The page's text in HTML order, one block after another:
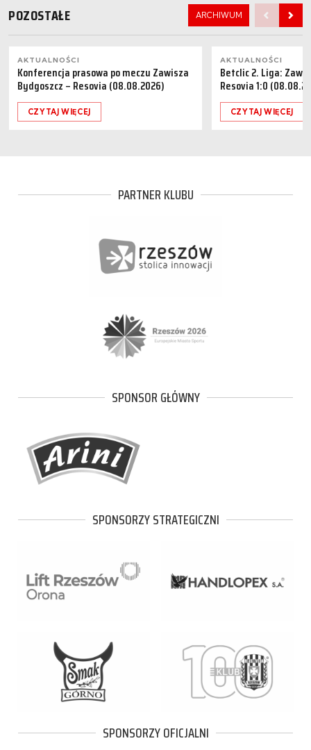
POZOSTAŁE ARCHIWUM
AKTUALNOŚCI
Konferencja prasowa po meczu Zawisza
Bydgoszcz – Resovia (08.08.2026)
CZYTAJ WIĘCEJ
AKTUALNOŚCI
Betclic 2. Liga:
Resovia 1:0
CZYTAJ WIĘCEJ
PARTNER KLUBU
SPONSOR GŁÓWNY
SPONSORZY STRATEGICZNI
SPONSORZY OFICJALNI